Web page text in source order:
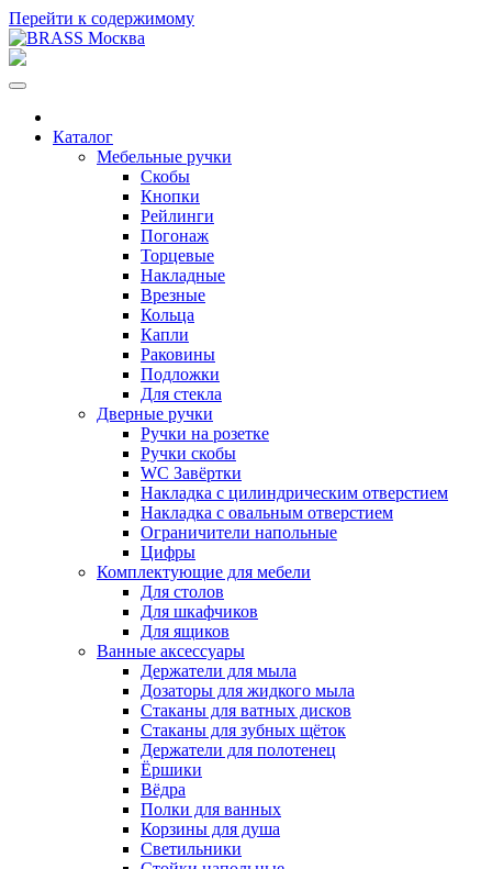
Перейти к содержимому
Каталог
Мебельные ручки
Скобы
Кнопки
Рейлинги
Погонаж
Торцевые
Накладные
Врезные
Кольца
Капли
Раковины
Подложки
Для стекла
Дверные ручки
Ручки на розетке
Ручки скобы
WC Завёртки
Накладка с цилиндрическим отверстием
Накладка с овальным отверстием
Ограничители напольные
Цифры
Комплектующие для мебели
Для столов
Для шкафчиков
Для ящиков
Ванные аксессуары
Держатели для мыла
Дозаторы для жидкого мыла
Стаканы для ватных дисков
Стаканы для зубных щёток
Держатели для полотенец
Ёршики
Вёдра
Полки для ванных
Корзины для душа
Светильники